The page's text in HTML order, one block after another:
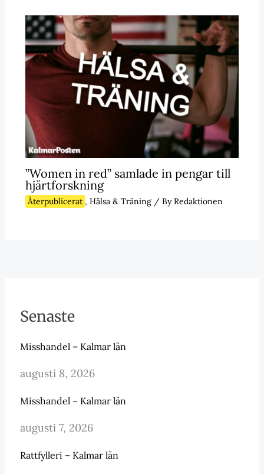
”Women in red” samlade in pengar till
hjärtforskning
Återpublicerat , Hälsa & Träning/ ByRedaktionen
Senaste
Misshandel – Kalmar län
augusti 8, 2026
Misshandel – Kalmar län
augusti 7, 2026
Rattfylleri – Kalmar län